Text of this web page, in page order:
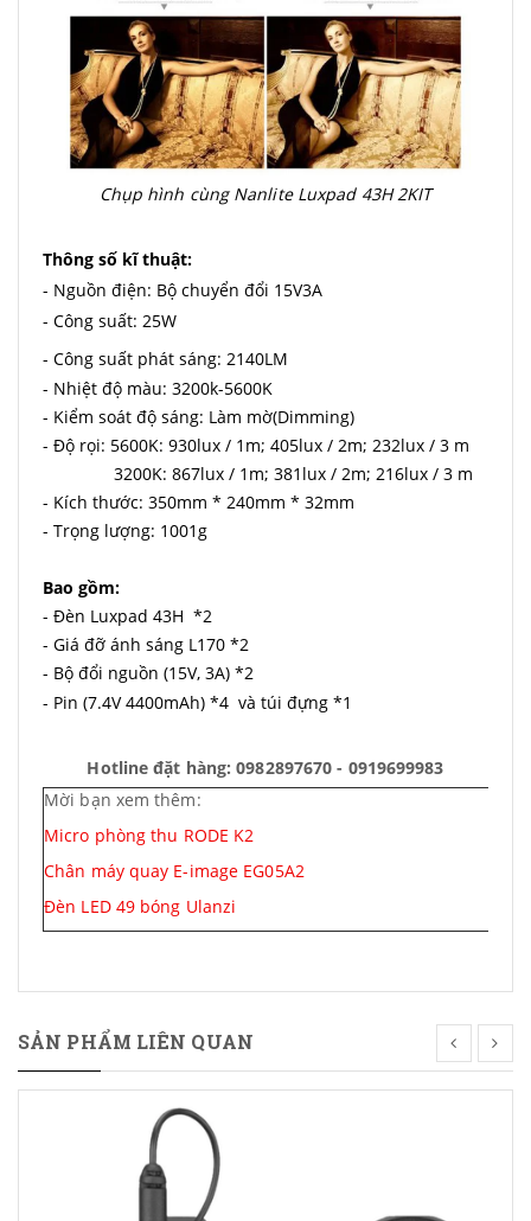
Chụp hình cùng Nanlite Luxpad 43H 2KIT
Thông số kĩ thuật:
- Nguồn điện: Bộ chuyển đổi 15V3A
- Công suất: 25W
- Công suất phát sáng: 2140LM
- Nhiệt độ màu: 3200k-5600K
- Kiểm soát độ sáng: Làm mờ(Dimming)
- Độ rọi: 5600K: 930lux / 1m; 405lux / 2m; 232lux / 3 m
3200K: 867lux / 1m; 381lux / 2m; 216lux / 3 m
- Kích thước: 350mm * 240mm * 32mm
- Trọng lượng: 1001g
Bao gồm:
- Đèn Luxpad 43H *2
- Giá đỡ ánh sáng L170 *2
- Bộ đổi nguồn (15V, 3A) *2
- Pin (7.4V 4400mAh) *4 và túi đựng *1
Hotline đặt hàng: 0982897670 - 0919699983
Mời bạn xem thêm:
Micro phòng thu RODE K2
Chân máy quay E-image EG05A2
Đèn LED 49 bóng Ulanzi
SẢN PHẨM LIÊN QUAN